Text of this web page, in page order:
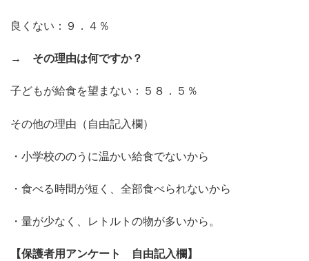
良くない：９．４％
→ その理由は何ですか？
子どもが給食を望まない：５８．５％
その他の理由（自由記入欄）
・小学校ののうに温かい給食でないから
・食べる時間が短く、全部食べられないから
・量が少なく、レトルトの物が多いから。
【保護者用アンケート 自由記入欄】